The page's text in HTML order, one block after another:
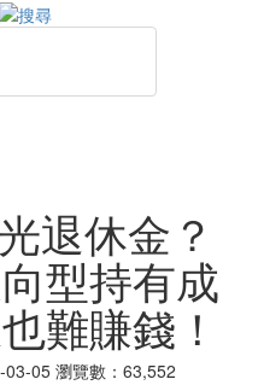
退休金？
型持有成
難賺錢！
03-05 瀏覽數：63,552